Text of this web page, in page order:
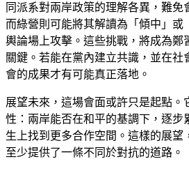
同派系對兩岸政策的理解各異，難免
而綠營則可能將其解讀為「傾中」或
輿論場上攻擊。這些挑戰，將成為鄭
關鍵。若能在黨內建立共識，並在社
會的成果才有可能真正落地。
展望未來，這場會面或許只是起點。
性：兩岸能否在和平的基調下，逐步
生上找到更多合作空間。這樣的展望
至少提供了一條不同於對抗的道路。